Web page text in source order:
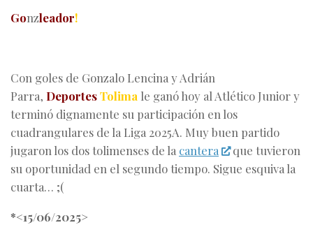
Gonzleador!
Con goles de Gonzalo Lencina y Adrián
Parra, DeportesTolima le ganó hoy al Atlético Junior y
terminó dignamente su participación en los
cuadrangulares de la Liga 2025A. Muy buen partido
jugaron los dos tolimenses de la cantera
que tuvieron
su oportunidad en el segundo tiempo. Sigue esquiva la
cuarta… ;(
*<15/06/2025>